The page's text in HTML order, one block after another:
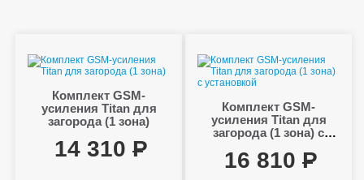
Комплект GSM-
усиления Titan для
загорода (1 зона)
14 310
Комплект GSM-
усиления Titan для
загорода (1 зона) с
16 810